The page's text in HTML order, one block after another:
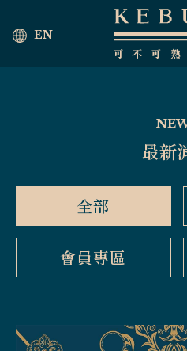
EN
最新
全部
會員專區